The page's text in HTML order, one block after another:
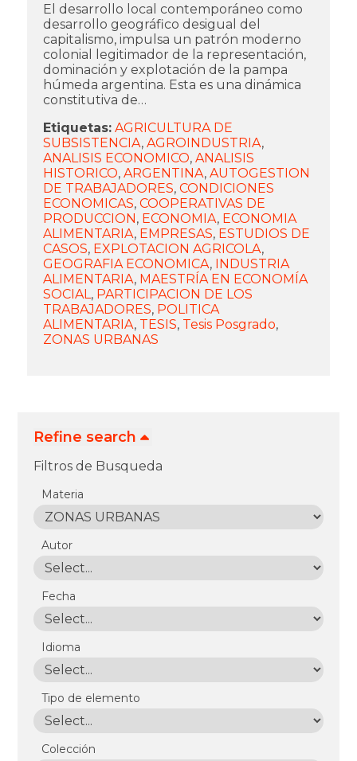
El desarrollo local contemporáneo como
desarrollo geográfico desigual del
capitalismo, impulsa un patrón moderno
colonial legitimador de la representación,
dominación y explotación de la pampa
húmeda argentina. Esta es una dinámica
constitutiva de…
Etiquetas: AGRICULTURA DE
SUBSISTENCIA,AGROINDUSTRIA,
ANALISIS ECONOMICO,ANALISIS
HISTORICO,ARGENTINA,AUTOGESTION
DE TRABAJADORES,CONDICIONES
ECONOMICAS,COOPERATIVAS DE
PRODUCCION, ECONOMIA, ECONOMIA
ALIMENTARIA, EMPRESAS, ESTUDIOS DE
CASOS, EXPLOTACION AGRICOLA,
GEOGRAFIA ECONOMICA, INDUSTRIA
ALIMENTARIA, MAESTRÍA EN ECONOMÍA
SOCIAL, PARTICIPACION DE LOS
TRABAJADORES, POLITICA
ALIMENTARIA, TESIS, Tesis Posgrado,
ZONAS URBANAS
Refine search
Filtros de Busqueda
Materia
Autor
Fecha
Idioma
Tipo de elemento
Colección